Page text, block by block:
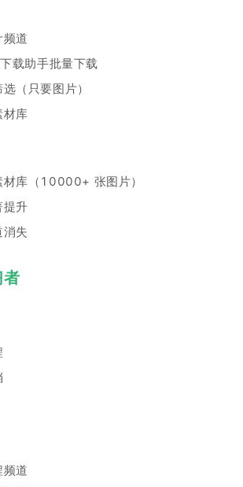
道
载助手批量下载
（只要图片）
材库
材库（10000+ 张图片）
提升
失
者
道